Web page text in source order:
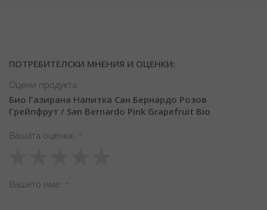
ПОТРЕБИТЕЛСКИ МНЕНИЯ И ОЦЕНКИ:
Оцени продукта:
Био Газирана Напитка Сан Бернардо Розов
Грейпфрут / San Bernardo Pink Grapefruit Bio
Вашата оценка
star
stars
stars
stars
stars
Вашето име